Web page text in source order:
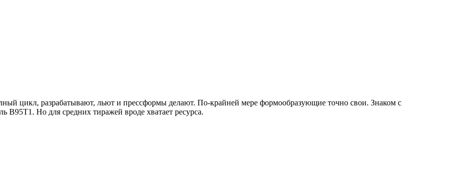
цикл, разрабатывают, льют и прессформы делают. По-крайней мере формообразующие точно свои. Знаком с
В95Т1. Но для средних тиражей вроде хватает ресурса.